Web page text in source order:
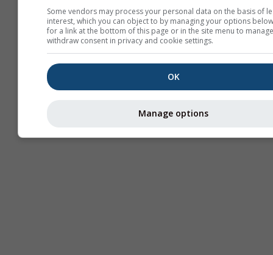
Crea una nueva
Más información
Some vendors may process your personal data on the basis of
interest, which you can object to by managing your options
for a link at the bottom of this page or in the site menu to
withdraw consent in privacy and cookie settings.
OK
Manage options